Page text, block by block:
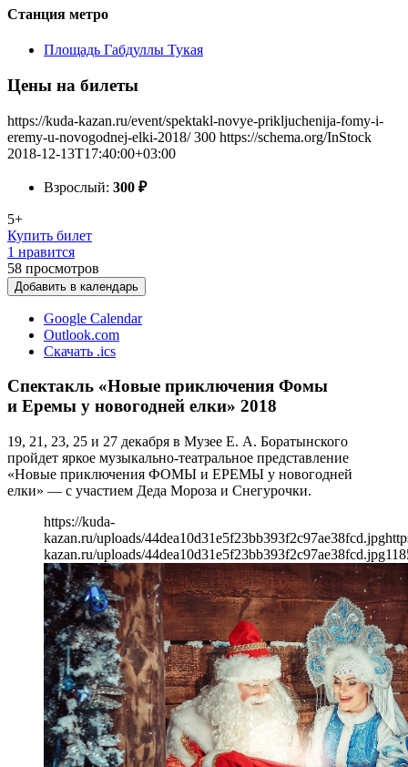
Станция метро
Площадь Габдуллы Тукая
Цены на билеты
https://kuda-kazan.ru/event/spektakl-novye-prikljuchenija-fomy-i-
eremy-u-novogodnej-elki-2018/ 300 https://schema.org/InStock
2018-12-13T17:40:00+03:00
Взрослый: 300 ₽
5+
Купить билет
1 нравится
58 просмотров
Добавить в календарь
Google Calendar
Outlook.com
Скачать .ics
Спектакль «Новые приключения Фомы
и Еремы у новогодней елки» 2018
19, 21, 23, 25 и 27 декабря в Музее Е. А. Боратынского
пройдет яркое музыкально-театральное представление
«Новые приключения ФОМЫ и ЕРЕМЫ у новогодней
елки» — с участием Деда Мороза и Снегурочки.
https://kuda-
kazan.ru/uploads/44dea10d31e5f23bb393f2c97ae38fcd.jpg
kazan.ru/uploads/44dea10d31e5f23bb393f2c97ae38fcd.jpg